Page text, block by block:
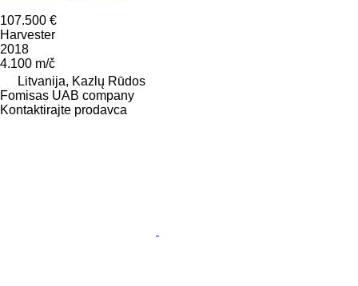
107.500 €
Harvester
2018
4.100 m/č
Litvanija, Kazlų Rūdos
Fomisas UAB company
Kontaktirajte prodavca